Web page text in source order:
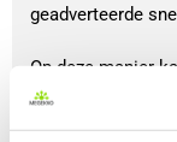
geadverteerde
Op deze manier
ondersteunde